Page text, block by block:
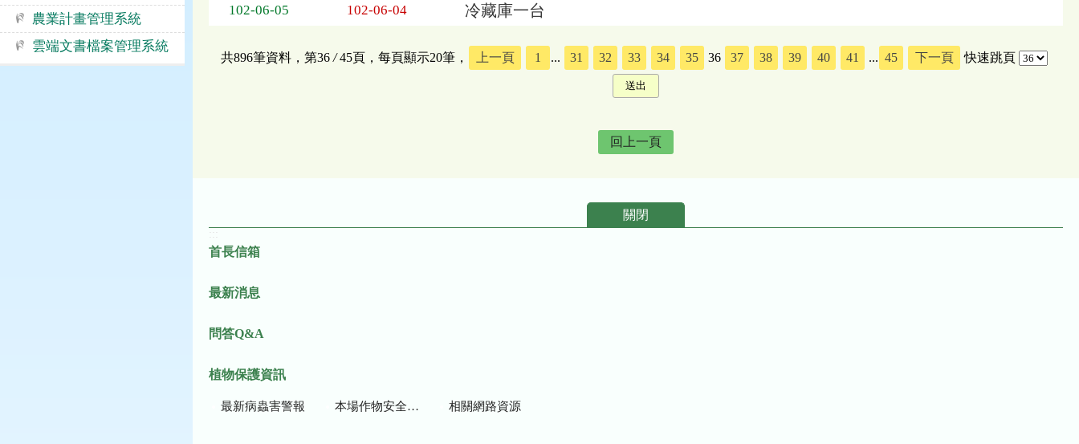
農業計畫管理系統
雲端文書檔案管理系統
102-06-05 102-06-04 冷藏庫一台
共896筆資料，第36 /45頁，每頁顯示20筆， 上一頁 1 ... 31 32 33 34 35 36 37 38 39 40 41 ... 45 下一頁 快速跳頁
回上一頁
關閉
首長信箱
最新消息
問答Q&A
植物保護資訊
最新病蟲害警報 本場作物安全用藥資訊 相關網路資源